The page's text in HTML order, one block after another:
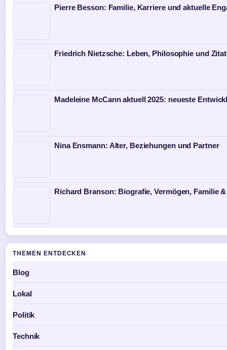
Pierre Besson: Familie, Karriere und aktuelle
Friedrich Nietzsche: Leben, Philosophie und
Madeleine McCann aktuell 2025: neueste
Nina Ensmann: Alter, Beziehungen und Partner
Richard Branson: Biografie, Vermögen, Familie
THEMEN ENTDECKEN
Blog
Lokal
Politik
Technik